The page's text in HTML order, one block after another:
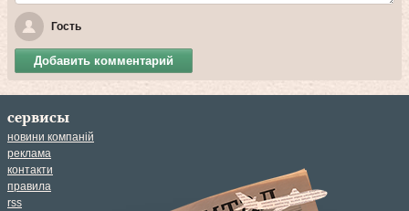
Гость
Добавить комментарий
сервисы
новини компаній
реклама
контакти
правила
rss